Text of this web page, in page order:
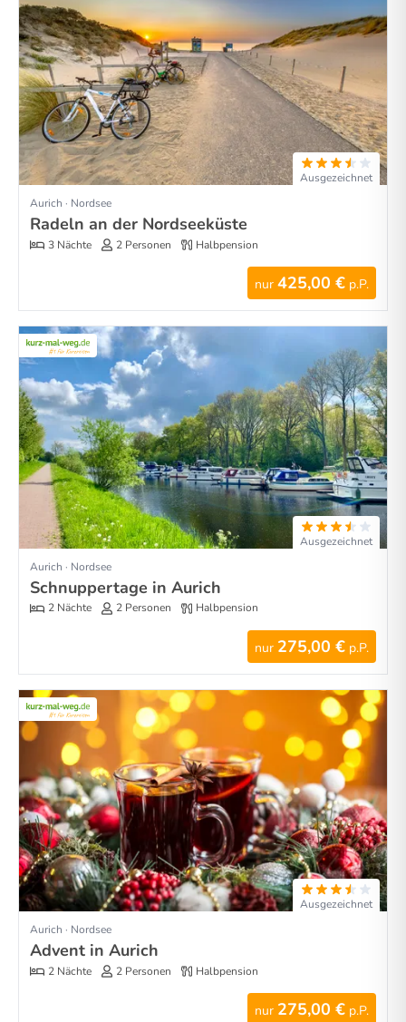
Ausgezeichnet
Aurich · Nordsee
Radeln an der Nordseeküste
3 Nächte 2 Personen Halbpension
nur 425,00 € p.P.
Ausgezeichnet
Aurich · Nordsee
Schnuppertage in Aurich
2 Nächte 2 Personen Halbpension
nur 275,00 € p.P.
Ausgezeichnet
Aurich · Nordsee
Advent in Aurich
2 Nächte 2 Personen Halbpension
nur 275,00 € p.P.